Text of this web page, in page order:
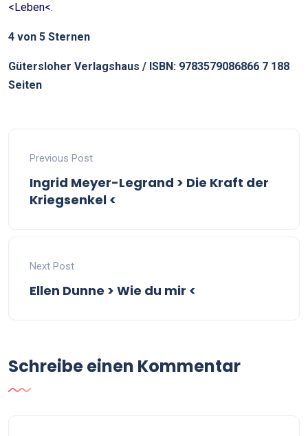
<Leben<.
4 von 5 Sternen
Gütersloher Verlagshaus / ISBN: 9783579086866 7 188
Seiten
Previous Post
Ingrid Meyer-Legrand > Die Kraft der
Kriegsenkel <
Next Post
Ellen Dunne > Wie du mir <
Schreibe einen Kommentar